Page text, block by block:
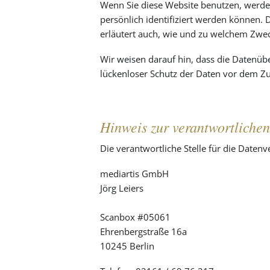
Wenn Sie diese Website benutzen,
persönlich identifiziert werden können.
erläutert auch, wie und zu welchem
Wir weisen darauf hin, dass die
lückenloser Schutz der Daten vor dem
Hinweis zur
Die verantwortliche Stelle für die
mediartis GmbH
Jörg Leiers
Scanbox #05061
Ehrenbergstraße 16a
10245 Berlin